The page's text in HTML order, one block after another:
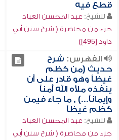
قطع فيه
للشيخ: عبد المحسن العباد
جزء من محاضرة ( شرح سنن أبي
داود [495])
الفهرس: شرح
حديث (من كظم
غيظاً وهو قادر على أن
ينفذه ملأه الله أمناً
وإيماناً...) , ما جاء فيمن
كظم غيظاً
للشيخ: عبد المحسن العباد
جزء من محاضرة ( شرح سنن أبي